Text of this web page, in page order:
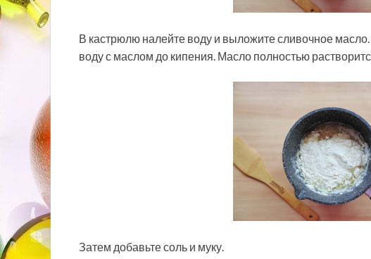
В кастрюлю налейте воду и выложите сливочное
воду с маслом до кипения. Масло полностью
Затем добавьте соль и муку.